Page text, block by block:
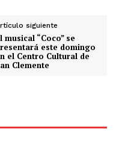
siguiente
musical “Coco” se
este domingo
el Centro Cultural de
Clemente